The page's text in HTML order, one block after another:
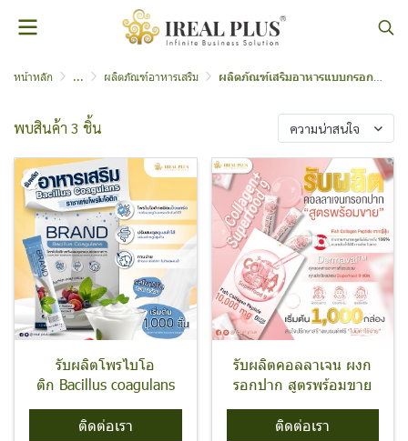
หน้าหลัก ... ผลิตภัณฑ์อาหารเสริม ผลิตภัณฑ์เสริมอาหารแบบกรอกปาก
พบสินค้า 3 ชิ้น ความน่าสนใจ
รับผลิตโพรไบโอ
ติก Bacillus coagulans
ติดต่อเรา
รับผลิตคอลลาเจน ผงก
รอกปาก สูตรพร้อมขาย
ติดต่อเรา